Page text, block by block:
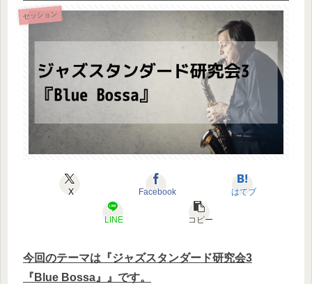
セッション
X Facebook はてブ
LINE コピー
今回のテーマは『ジャズスタンダード研究会3
『Blue Bossa』』です。